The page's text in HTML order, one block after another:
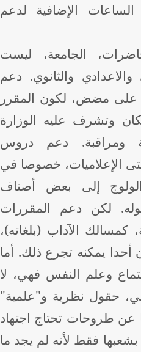
الإضافية لدعم
الجامعة، ليست
والثانوي. دعم
مضض، لكون المقرر
وتشرف عليه الوزارة
ومراقبة. دعم دروس
الإعلاميات، خصوصا في
إلى بعض أصناف
لكن دعم المقررات
الآداب (بلغاته)،
يمكنه تجرع ذلك. أما
وعلم النفس فهي، لا
حقول نظرية و"علمية"
عن طروحات تحتاج اجتهاد
فقط لأنه لم يجد ما